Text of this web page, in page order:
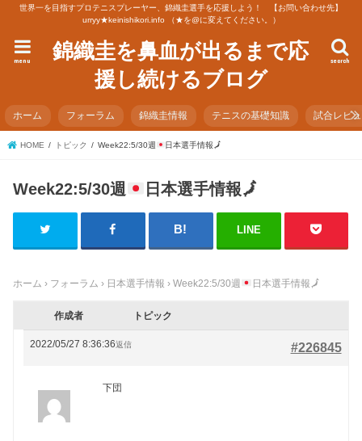
世界一を目指すプロテニスプレーヤー、錦織圭選手を応援しよう！ 【お問い合わせ先】
urryy★keinishikori.info （★を@に変えてください。）
錦織圭を鼻血が出るまで応
援し続けるブログ
search
menu
ホーム フォーラム 錦織圭情報 テニスの基礎知識 試合レビ
HOME トピック Week22:5/30週 日本選手情報🗾
Week22:5/30週 日本選手情報🗾
LINE
ホーム › フォーラム › 日本選手情報 › Week22:5/30週 日本選手情報🗾
作成者 トピック
2022/05/27 8:36:36 #226845
返信
下団